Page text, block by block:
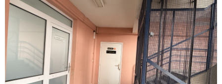
VOIR LE BIEN